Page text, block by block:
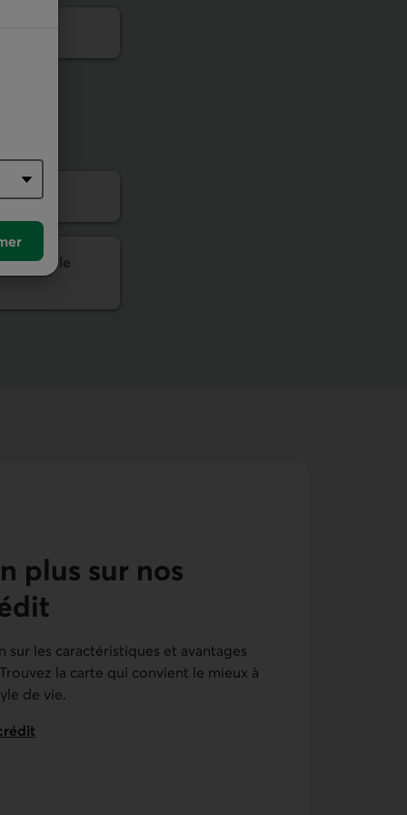
ou le
plus sur nos
sur les caractéristiques et avantages
la carte qui convient le mieux à
de vie.